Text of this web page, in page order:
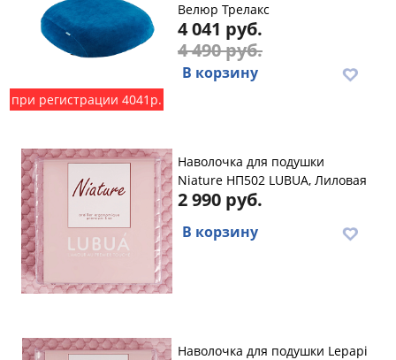
при регистрации 4041р.
Велюр Трелакс
4 041 руб.
4 490 руб.
В корзину
Наволочка для подушки
Niature НП502 LUBUA, Лиловая
2 990 руб.
В корзину
Наволочка для подушки Lеpapi